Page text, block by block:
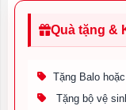
Quà tặng &
Tặng Balo
Tặng bộ vệ